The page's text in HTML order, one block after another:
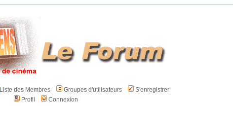
Liste des Membres Groupes d'utilisateurs
S'enregistrer
Profil
Connexion